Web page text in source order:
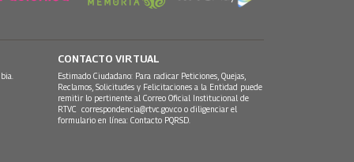
CONTACTO VIRTUAL
Estimado Ciudadano: Para radicar Peticiones, Quejas,
Reclamos, Solicitudes y Felicitaciones a la Entidad puede
remitir lo pertinente al Correo Oficial Institucional de
RTVC correspondencia@rtvc.gov.co o diligenciar el
formulario en línea: Contacto PQRSD.